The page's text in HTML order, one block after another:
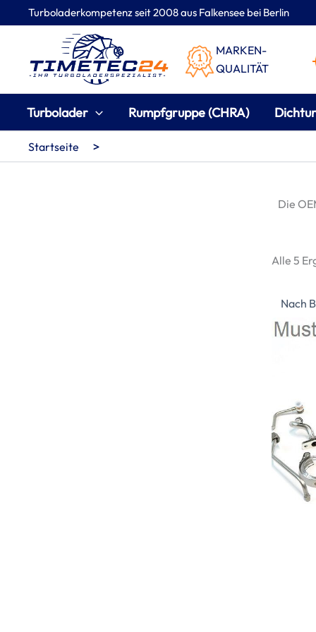
Turboladerkompetenz seit 2008 aus Falkensee bei Berlin
MARKEN-
QUALITÄT
Turbolader Rumpfgruppe (CHRA)
Inhalt
Startseite >
Die
Alle 5